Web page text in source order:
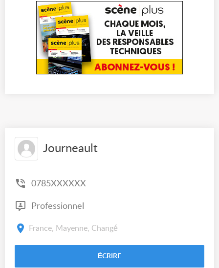
Journeault
0785XXXXXX
Professionnel
France, Mayenne, Changé
ÉCRIRE